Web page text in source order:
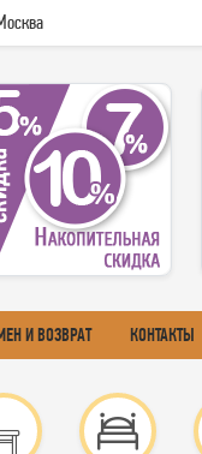
И ВОЗВРАТ КОНТАКТЫ